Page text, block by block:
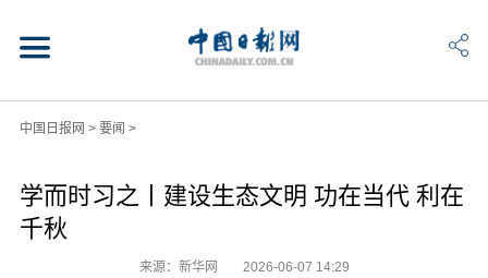
中国日报网 > 要闻 >
学而时习之丨建设生态文明 功在当代 利在
千秋
来源：新华网 2026-06-07 14:29